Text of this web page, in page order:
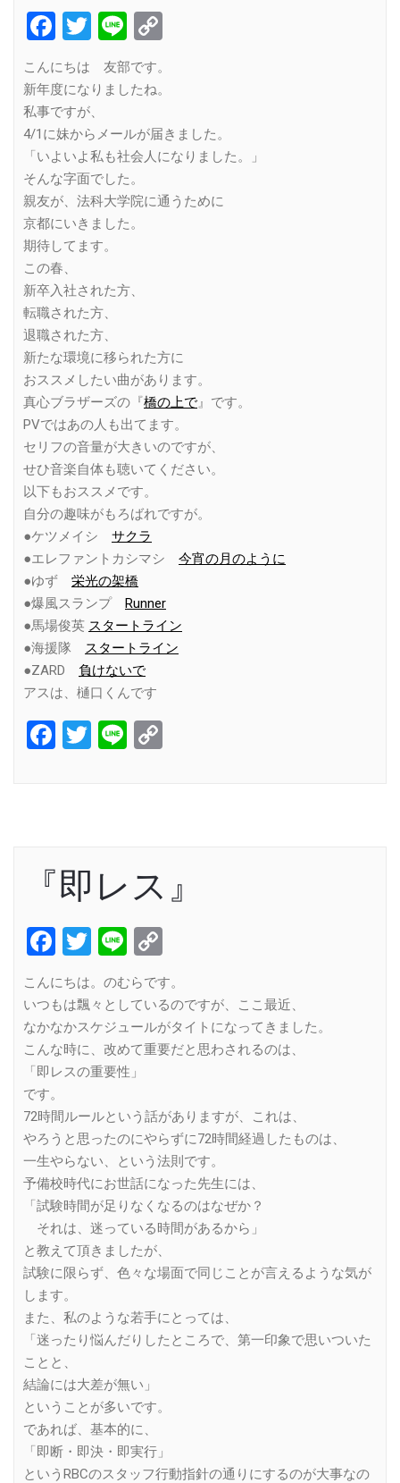
Facebook
Twitter
Line
こんにちは 友部です。
新年度になりましたね。
私事ですが、
4/1に妹からメールが届きました。
「いよいよ私も社会人になりました。」
そんな字面でした。
親友が、法科大学院に通うために
京都にいきました。
期待してます。
この春、
新卒入社された方、
転職された方、
退職された方、
新たな環境に移られた方に
おススメしたい曲があります。
真心ブラザーズの『橋の上で』です。
PVではあの人も出てます。
セリフの音量が大きいのですが、
せひ音楽自体も聴いてください。
以下もおススメです。
自分の趣味がもろばれですが。
●ケツメイシ サクラ
●エレファントカシマシ 今宵の月のように
●ゆず 栄光の架橋
●爆風スランプ Runner
●馬場俊英 スタートライン
●海援隊 スタートライン
●ZARD 負けないで
アスは、樋口くんです
Facebook
Twitter
Line
『即レス』
Facebook
Twitter
Line
Link
こんにちは。のむらです。
いつもは飄々としているのですが、ここ最近、
なかなかスケジュールがタイトになってきました。
こんな時に、改めて重要だと思わされるのは、
「即レスの重要性」
です。
72時間ルールという話がありますが、これは、
やろうと思ったのにやらずに72時間経過したものは、
一生やらない、という法則です。
予備校時代にお世話になった先生には、
「試験時間が足りなくなるのはなぜか？
それは、迷っている時間があるから」
と教えて頂きましたが、
試験に限らず、色々な場面で同じことが言えるような気が
します。
また、私のような若手にとっては、
「迷ったり悩んだりしたところで、第一印象で思いついた
ことと、
結論には大差が無い」
ということが多いです。
であれば、基本的に、
「即断・即決・即実行」
というRBCのスタッフ行動指針の通りにするのが大事なの